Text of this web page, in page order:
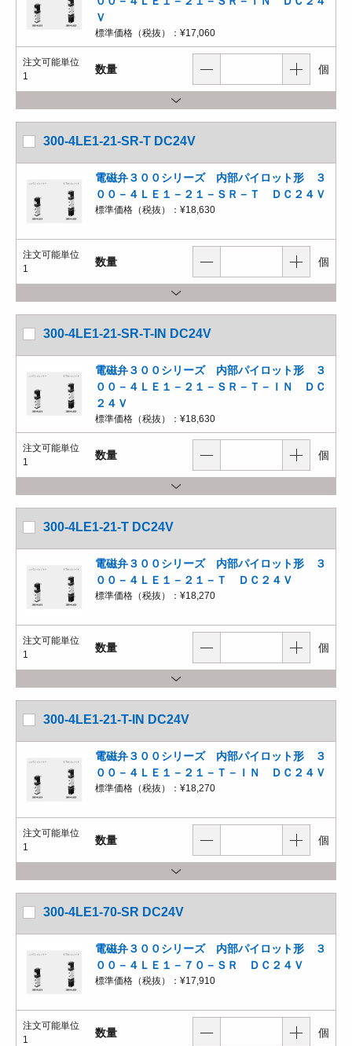
Ｖ
標準価格（税抜）： ¥17,060
注文可能単位
1
数量 個
300-4LE1-21-SR-T DC24V
電磁弁３００シリーズ 内部パイロット形 ３
００－４ＬＥ１－２１－ＳＲ－Ｔ ＤＣ２４Ｖ
標準価格（税抜）： ¥18,630
注文可能単位
1
数量 個
300-4LE1-21-SR-T-IN DC24V
電磁弁３００シリーズ 内部パイロット形 ３
００－４ＬＥ１－２１－ＳＲ－Ｔ－ＩＮ ＤＣ
２４Ｖ
標準価格（税抜）： ¥18,630
注文可能単位
1
数量 個
300-4LE1-21-T DC24V
電磁弁３００シリーズ 内部パイロット形 ３
００－４ＬＥ１－２１－Ｔ ＤＣ２４Ｖ
標準価格（税抜）： ¥18,270
注文可能単位
1
数量 個
300-4LE1-21-T-IN DC24V
電磁弁３００シリーズ 内部パイロット形 ３
００－４ＬＥ１－２１－Ｔ－ＩＮ ＤＣ２４Ｖ
標準価格（税抜）： ¥18,270
注文可能単位
1
数量 個
300-4LE1-70-SR DC24V
電磁弁３００シリーズ 内部パイロット形 ３
００－４ＬＥ１－７０－ＳＲ ＤＣ２４Ｖ
標準価格（税抜）： ¥17,910
注文可能単位
1
数量 個